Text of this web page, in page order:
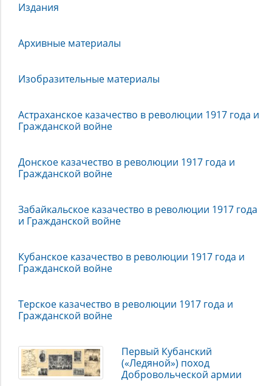
в
революции
Гражданской
Издания
Архивные материалы
Изобразительные материалы
Астраханское казачество в революции 1917 года и
Гражданской войне
Донское казачество в революции 1917 года и
Гражданской войне
Забайкальское казачество в революции 1917 года
и Гражданской войне
Кубанское казачество в революции 1917 года и
Гражданской войне
Терское казачество в революции 1917 года и
Гражданской войне
Первый Кубанский
(«Ледяной») поход
Добровольческой армии